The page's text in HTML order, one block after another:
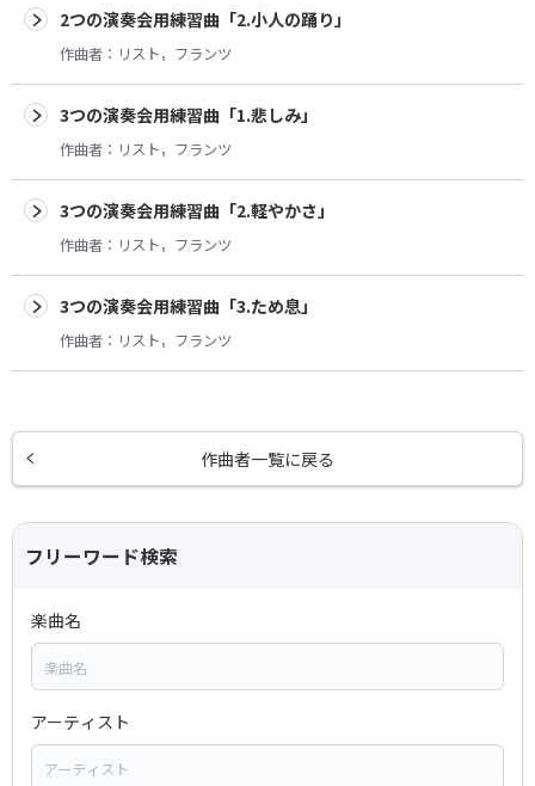
2つの演奏会用練習曲「2.小人の踊り」
作曲者： リスト，フランツ
3つの演奏会用練習曲「1.悲しみ」
作曲者： リスト，フランツ
3つの演奏会用練習曲「2.軽やかさ」
作曲者： リスト，フランツ
3つの演奏会用練習曲「3.ため息」
作曲者： リスト，フランツ
作曲者一覧に戻る
フリーワード検索
楽曲名
アーティスト